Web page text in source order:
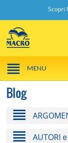
Scopri
MENU
Blog
AUTORI